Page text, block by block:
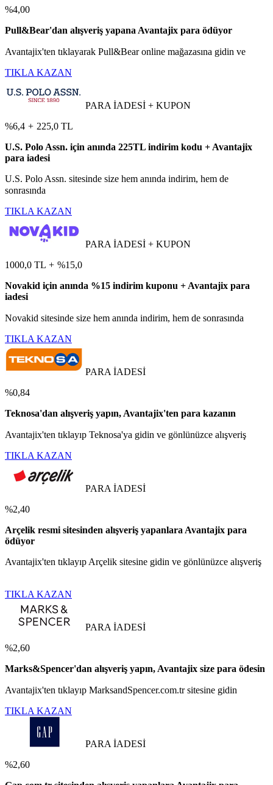
%4,00
Pull&Bear'dan alışveriş yapana Avantajix para ödüyor
Avantajix'ten tıklayarak Pull&Bear online mağazasına gidin ve
TIKLA KAZAN
PARA İADESİ + KUPON
%6,4 + 225,0 TL
U.S. Polo Assn. için anında 225TL indirim kodu + Avantajix
para iadesi
U.S. Polo Assn. sitesinde size hem anında indirim, hem de
sonrasında
TIKLA KAZAN
PARA İADESİ + KUPON
1000,0 TL + %15,0
Novakid için anında %15 indirim kuponu + Avantajix para
iadesi
Novakid sitesinde size hem anında indirim, hem de sonrasında
TIKLA KAZAN
PARA İADESİ
%0,84
Teknosa'dan alışveriş yapın, Avantajix'ten para kazanın
Avantajix'ten tıklayıp Teknosa'ya gidin ve gönlünüzce alışveriş
TIKLA KAZAN
PARA İADESİ
%2,40
Arçelik resmi sitesinden alışveriş yapanlara Avantajix para
ödüyor
Avantajix'ten tıklayıp Arçelik sitesine gidin ve gönlünüzce alışveriş
TIKLA KAZAN
PARA İADESİ
%2,60
Marks&Spencer'dan alışveriş yapın, Avantajix size para ödesin
Avantajix'ten tıklayıp MarksandSpencer.com.tr sitesine gidin
TIKLA KAZAN
PARA İADESİ
%2,60